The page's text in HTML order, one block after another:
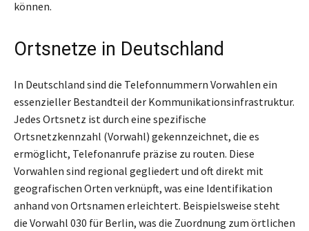
können.
Ortsnetze in Deutschland
In Deutschland sind die Telefonnummern Vorwahlen ein
essenzieller Bestandteil der Kommunikationsinfrastruktur.
Jedes Ortsnetz ist durch eine spezifische
Ortsnetzkennzahl (Vorwahl) gekennzeichnet, die es
ermöglicht, Telefonanrufe präzise zu routen. Diese
Vorwahlen sind regional gegliedert und oft direkt mit
geografischen Orten verknüpft, was eine Identifikation
anhand von Ortsnamen erleichtert. Beispielsweise steht
die Vorwahl 030 für Berlin, was die Zuordnung zum örtlichen